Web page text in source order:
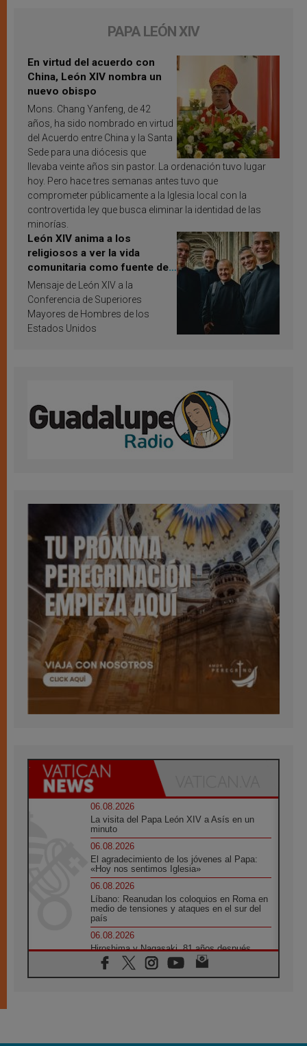
PAPA LEÓN XIV
En virtud del acuerdo con
China, León XIV nombra un
nuevo obispo
Mons. Chang Yanfeng, de 42
años, ha sido nombrado en virtud
del Acuerdo entre China y la Santa
Sede para una diócesis que
llevaba veinte años sin pastor. La ordenación tuvo lugar
hoy. Pero hace tres semanas antes tuvo que
comprometer públicamente a la Iglesia local con la
controvertida ley que busca eliminar la identidad de las
minorías.
León XIV anima a los
religiosos a ver la vida
comunitaria como fuente de
inspiración y santificación
Mensaje de León XIV a la
Conferencia de Superiores
Mayores de Hombres de los
Estados Unidos
06.08.2026
La visita del Papa León XIV a Asís en un
minuto
06.08.2026
El agradecimiento de los jóvenes al Papa:
«Hoy nos sentimos Iglesia»
06.08.2026
Líbano: Reanudan los coloquios en Roma en
medio de tensiones y ataques en el sur del
país
06.08.2026
Hiroshima y Nagasaki, 81 años después.
Comienzan "Diez Días Oración por la Paz"
06.08.2026